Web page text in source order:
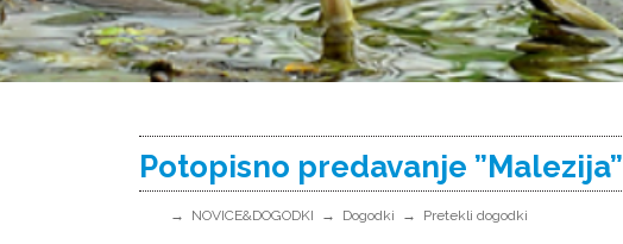
Potopisno predavanje ”Malezija”
NOVICE&DOGODKI Dogodki Pretekli dogodki